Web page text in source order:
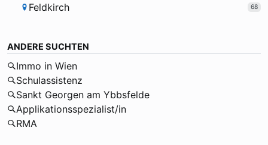
Feldkirch 68
ANDERE SUCHTEN
Immo in Wien
Schulassistenz
Sankt Georgen am Ybbsfelde
Applikationsspezialist/in
RMA